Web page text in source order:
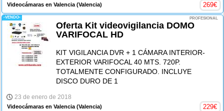
Videocámaras en Valencia (Valencia) 269€
-VENDO- PROFESIONAL
Oferta Kit videovigilancia DOMO
VARIFOCAL HD
KIT VIGILANCIA DVR + 1 CÁMARA INTERIOR-
EXTERIOR VARIFOCAL 40 MTS. 720P.
TOTALMENTE CONFIGURADO. INCLUYE
DISCO DURO DE 1
23 de enero de 2018
Videocámaras en Valencia(Valencia) 229€